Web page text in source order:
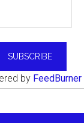
by FeedBurner